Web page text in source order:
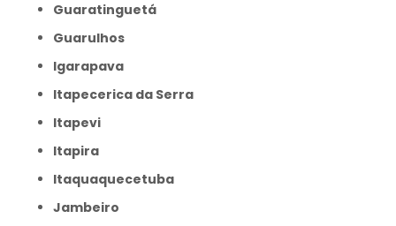
Guaratinguetá
Guarulhos
Igarapava
Itapecerica da Serra
Itapevi
Itapira
Itaquaquecetuba
Jambeiro